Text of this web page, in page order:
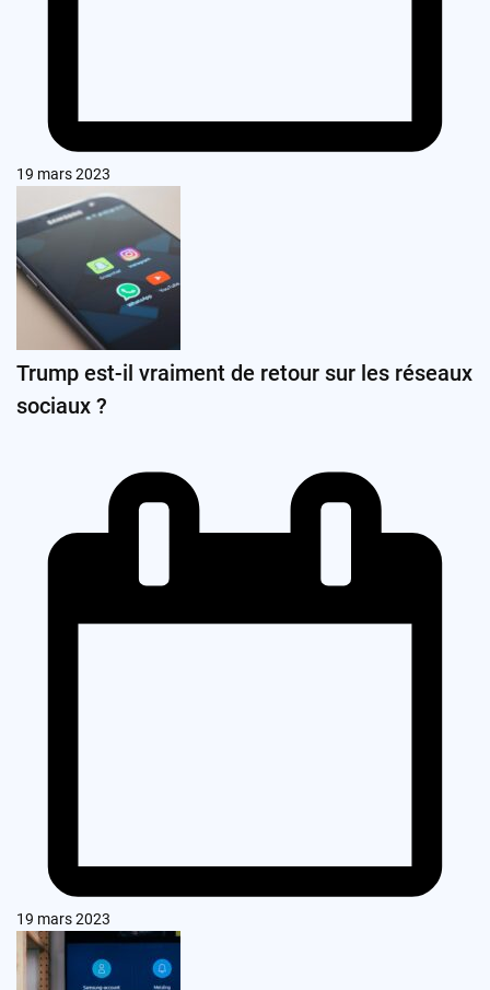
19 mars 2023
Trump est-il vraiment de retour sur les réseaux
sociaux ?
19 mars 2023